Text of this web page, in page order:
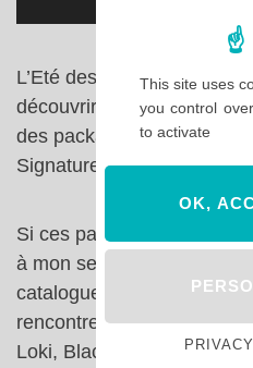
L’Eté des Super Héros est
découvrir pour la
des packages séjours
Signature Marvel.
Si ces packages ne font
à mon sens juste qu’une
catalogue de Disneyland
rencontre avec certains
Loki, Black Widow et
This site uses
you control
to activate
OK,